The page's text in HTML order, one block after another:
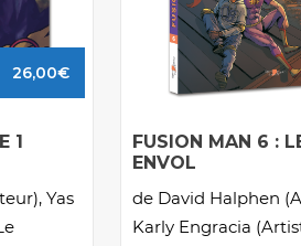
26,00€
1
Yas
FUSION MAN 6 :
ENVOL
de David Halphen
Karly Engracia